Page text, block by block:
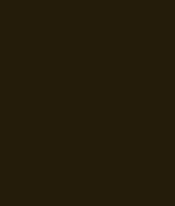
в прогнозе
давления,
дает ясное